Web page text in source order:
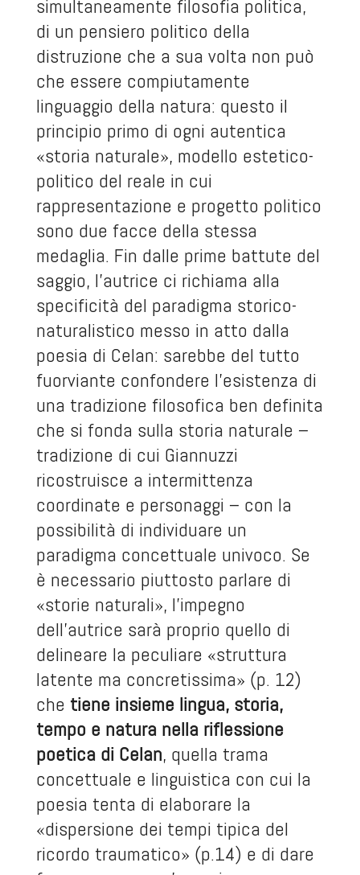
simultaneamente filosofia politica,
di un pensiero politico della
distruzione che a sua volta non può
che essere compiutamente
linguaggio della natura: questo il
principio primo di ogni autentica
«storia naturale», modello estetico-
politico del reale in cui
rappresentazione e progetto politico
sono due facce della stessa
medaglia. Fin dalle prime battute del
saggio, l’autrice ci richiama alla
specificità del paradigma storico-
naturalistico messo in atto dalla
poesia di Celan: sarebbe del tutto
fuorviante confondere l’esistenza di
una tradizione filosofica ben definita
che si fonda sulla storia naturale –
tradizione di cui Giannuzzi
ricostruisce a intermittenza
coordinate e personaggi – con la
possibilità di individuare un
paradigma concettuale univoco. Se
è necessario piuttosto parlare di
«storie naturali», l’impegno
dell’autrice sarà proprio quello di
delineare la peculiare «struttura
latente ma concretissima» (p. 12)
che tiene insieme lingua, storia,
tempo e natura nella riflessione
poetica di Celan, quella trama
concettuale e linguistica con cui la
poesia tenta di elaborare la
«dispersione dei tempi tipica del
ricordo traumatico» (p.14) e di dare